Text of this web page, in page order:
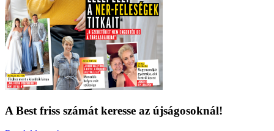
A Best friss számát keresse az újságosoknál!